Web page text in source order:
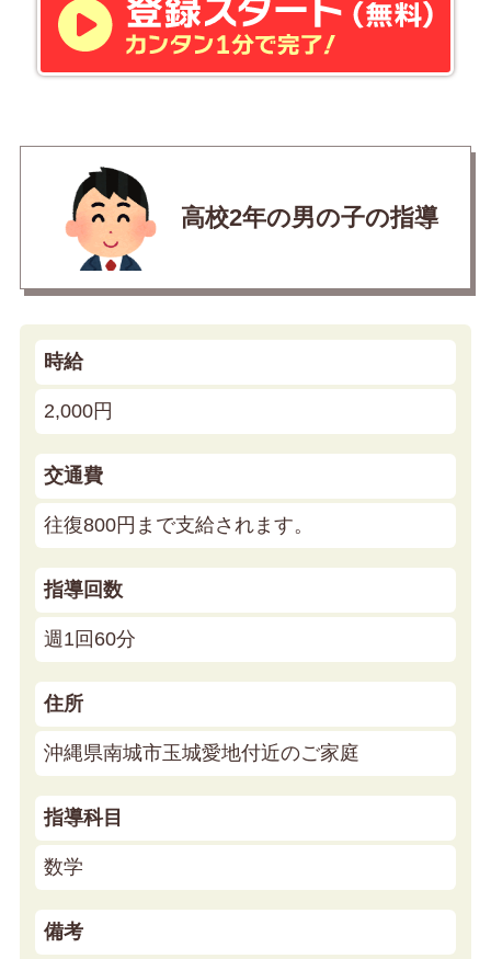
高校2年の男の子の指導
時給
2,000円
交通費
往復800円まで支給されます。
指導回数
週1回60分
住所
沖縄県南城市玉城愛地付近のご家庭
指導科目
数学
備考